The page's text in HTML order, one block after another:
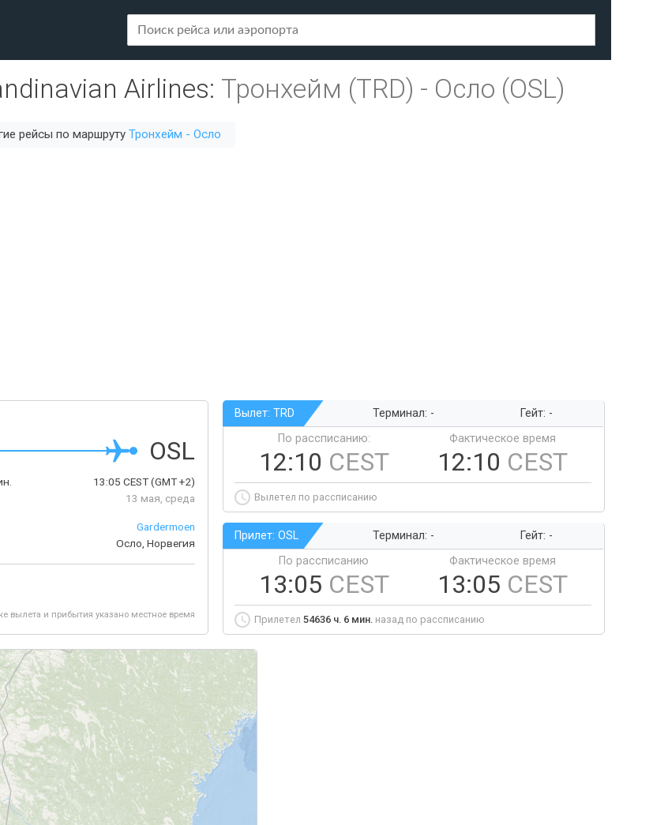
Airlines: Тронхейм (TRD) - Осло (OSL)
рейсы по маршруту Тронхейм - Осло
OSL
13:05 CEST(GMT +2)
13 мая, среда
Gardermoen
Осло, Норвегия
вылета и прибытия указано местное время
Вылет: TRD Терминал: -
Гейт: -
По рассписанию:
12:10 CEST
Фактическое время
12:10 CEST
Вылетел по рассписанию
Прилет: OSL Терминал: -
Гейт: -
По рассписанию
13:05 CEST
Фактическое время
13:05 CEST
Прилетел 54636 ч. 6 мин. назад по рассписанию